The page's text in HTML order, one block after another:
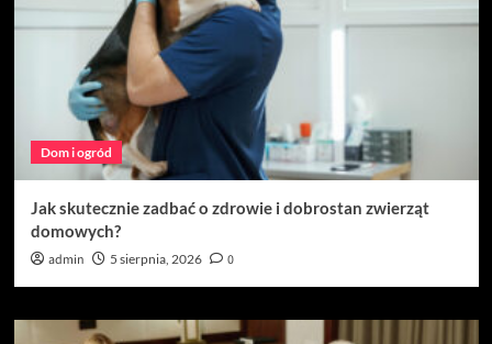
Dom i ogród
Jak skutecznie zadbać o zdrowie i dobrostan zwierząt
domowych?
admin 5 sierpnia, 2026 0